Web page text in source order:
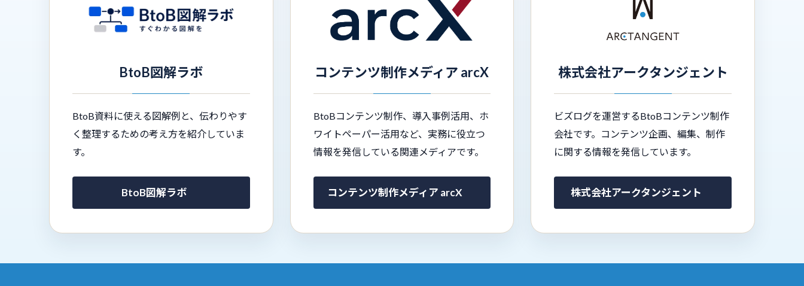
BtoB図解ラボ
BtoB資料に使える図解例と、伝わりやす
く整理するための考え方を紹介していま
す。
BtoB図解ラボ
コンテンツ制作メディア arcX
BtoBコンテンツ制作、導入事例活用、ホ
ワイトペーパー活用など、実務に役立つ
情報を発信している関連メディアです。
コンテンツ制作メディア arcX
株式会社アークタンジェント
ビズログを運営するBtoBコンテンツ制作
会社です。コンテンツ企画、編集、制作
に関する情報を発信しています。
株式会社アークタンジェント